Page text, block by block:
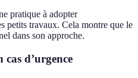
pratique à adopter
petits travaux. Cela montre que le
dans son approche.
d’urgence